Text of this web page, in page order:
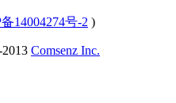
14004274号-2 )
Comsenz Inc.